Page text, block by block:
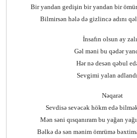
Bir yandan gedişin bir yandan bir
Bilmirsən hələ də gizlincə adını
İnsafın olsun ay
Gəl məni bu qədər
Hər nə desən qəbul
Sevgimi yalan
Nəqarət
Sevdisə sevəcək hökm edə
Mən səni qısqanıram bu yağan
Bəlkə də sən mənim ömrümə